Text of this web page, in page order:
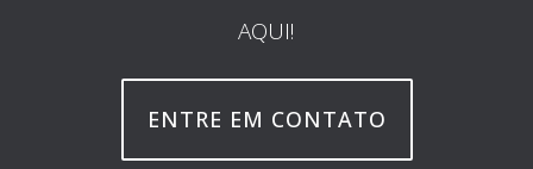
AQUI!
ENTRE EM CONTATO